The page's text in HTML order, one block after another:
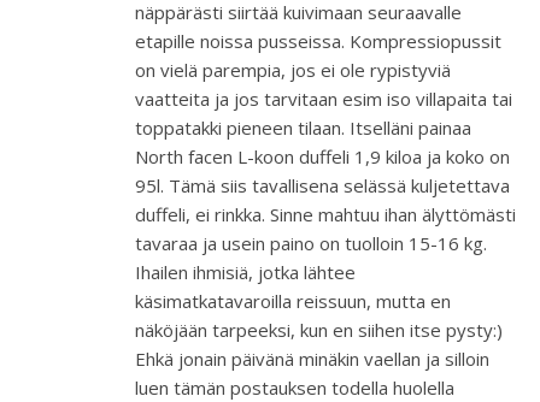
näppärästi siirtää kuivimaan seuraavalle
etapille noissa pusseissa. Kompressiopussit
on vielä parempia, jos ei ole rypistyviä
vaatteita ja jos tarvitaan esim iso villapaita tai
toppatakki pieneen tilaan. Itselläni painaa
North facen L-koon duffeli 1,9 kiloa ja koko on
95l. Tämä siis tavallisena selässä kuljetettava
duffeli, ei rinkka. Sinne mahtuu ihan älyttömästi
tavaraa ja usein paino on tuolloin 15-16 kg.
Ihailen ihmisiä, jotka lähtee
käsimatkatavaroilla reissuun, mutta en
näköjään tarpeeksi, kun en siihen itse pysty:)
Ehkä jonain päivänä minäkin vaellan ja silloin
luen tämän postauksen todella huolella